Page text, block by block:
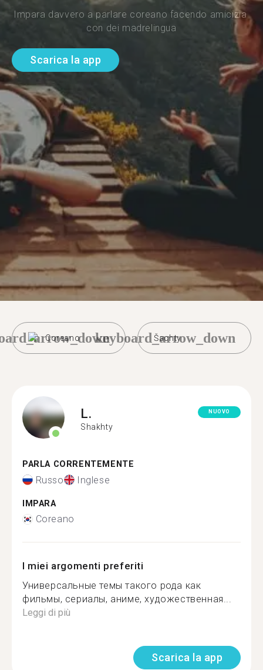
Impara davvero a parlare coreano facendo amicizia
con dei madrelingua
Scarica la app
Coreano Šachty
keyboard_arrow_down
L.
Shakhty
NUOVO
PARLA CORRENTEMENTE
Russo Inglese
IMPARA
Coreano
I miei argomenti preferiti
Универсальные темы такого рода как
фильмы, сериалы, аниме, художественная...
Leggi di più
Scarica la app